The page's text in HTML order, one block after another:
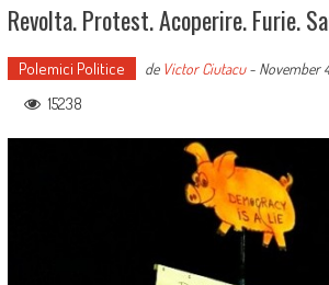
Revolta. Protest. Acoperire. Furie.
Polemici Politice de Victor Ciutacu- November
15238